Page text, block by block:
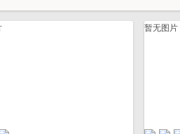
暂无图片